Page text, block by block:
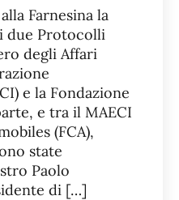
Farnesina la
due Protocolli
degli Affari
e la Fondazione
e tra il MAECI
(FCA),
state
Paolo
di […]